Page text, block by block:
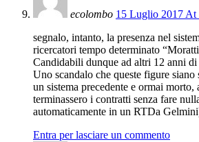
ecolombo 15 Luglio 2017 At
segnalo, intanto, la presenza nel
ricercatori tempo determinato
Candidabili dunque ad altri 12 anni
Uno scandalo che queste figure siano
un sistema precedente e ormai morto,
terminassero i contratti senza fare
automaticamente in un RTDa
Entra per lasciare un commento